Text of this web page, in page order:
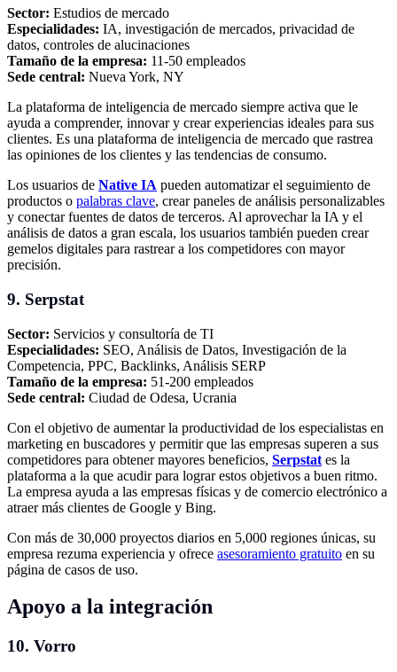
Sector: Estudios de mercado
Especialidades: IA, investigación de mercados, privacidad de
datos, controles de alucinaciones
Tamaño de la empresa: 11-50 empleados
Sede central: Nueva York, NY
La plataforma de inteligencia de mercado siempre activa que le
ayuda a comprender, innovar y crear experiencias ideales para sus
clientes. Es una plataforma de inteligencia de mercado que rastrea
las opiniones de los clientes y las tendencias de consumo.
Los usuarios de Native IA pueden automatizar el seguimiento de
productos o palabras clave, crear paneles de análisis personalizables
y conectar fuentes de datos de terceros. Al aprovechar la IA y el
análisis de datos a gran escala, los usuarios también pueden crear
gemelos digitales para rastrear a los competidores con mayor
precisión.
9. Serpstat
Sector: Servicios y consultoría de TI
Especialidades: SEO, Análisis de Datos, Investigación de la
Competencia, PPC, Backlinks, Análisis SERP
Tamaño de la empresa: 51-200 empleados
Sede central: Ciudad de Odesa, Ucrania
Con el objetivo de aumentar la productividad de los especialistas en
marketing en buscadores y permitir que las empresas superen a sus
competidores para obtener mayores beneficios, Serpstat es la
plataforma a la que acudir para lograr estos objetivos a buen ritmo.
La empresa ayuda a las empresas físicas y de comercio electrónico a
atraer más clientes de Google y Bing.
Con más de 30,000 proyectos diarios en 5,000 regiones únicas, su
empresa rezuma experiencia y ofrece asesoramiento gratuito en su
página de casos de uso.
Apoyo a la integración
10. Vorro